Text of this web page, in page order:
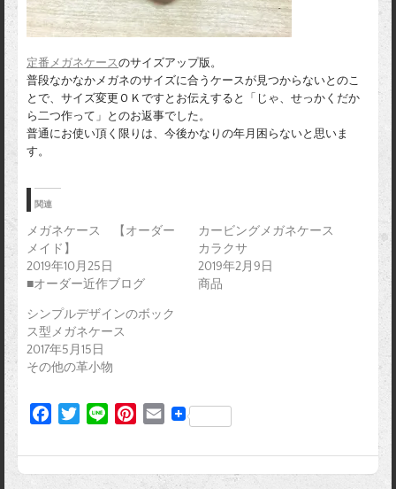
定番メガネケースのサイズアップ版。
普段なかなかメガネのサイズに合うケースが見つからないとのこ
とで、サイズ変更ＯＫですとお伝えすると「じゃ、せっかくだか
ら二つ作って」とのお返事でした。
普通にお使い頂く限りは、今後かなりの年月困らないと思いま
す。
関連
メガネケース 【オーダー
メイド】
2019年10月25日
■オーダー近作ブログ
カービングメガネケース
カラクサ
2019年2月9日
商品
シンプルデザインのボック
ス型メガネケース
2017年5月15日
その他の革小物
c
e
i
t
n
e
n
t
a
i